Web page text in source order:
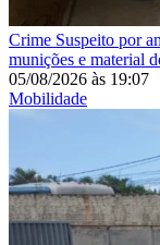
Crime Suspeito por
munições e material
05/08/2026 às 19:07
Mobilidade